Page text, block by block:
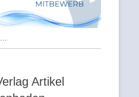
Artikel